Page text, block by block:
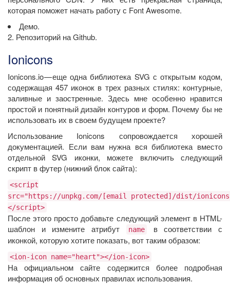
которая поможет начать работу с Font Awesome.
Демо.
2. Репозиторий на Github.
Ionicons
Ionicons.io — еще одна библиотека SVG с открытым кодом,
содержащая 457 иконок в трех разных стилях: контурные,
заливные и заостренные. Здесь мне особенно нравится
простой и понятный дизайн контуров и форм. Почему бы не
использовать их в своем будущем проекте?
Использование Ionicons сопровождается хорошей
документацией. Если вам нужна вся библиотека вместо
отдельной SVG иконки, можете включить следующий
скрипт в футер (нижний блок сайта):
<script
src="https://unpkg.com/[email protected]/dist/
</script>
После этого просто добавьте следующий элемент в HTML-
шаблон и измените атрибут
name
в соответствии с
иконкой, которую хотите показать, вот таким образом:
<ion-icon name="heart"></ion-icon>
На официальном сайте содержится более подробная
информация об основных правилах использования.